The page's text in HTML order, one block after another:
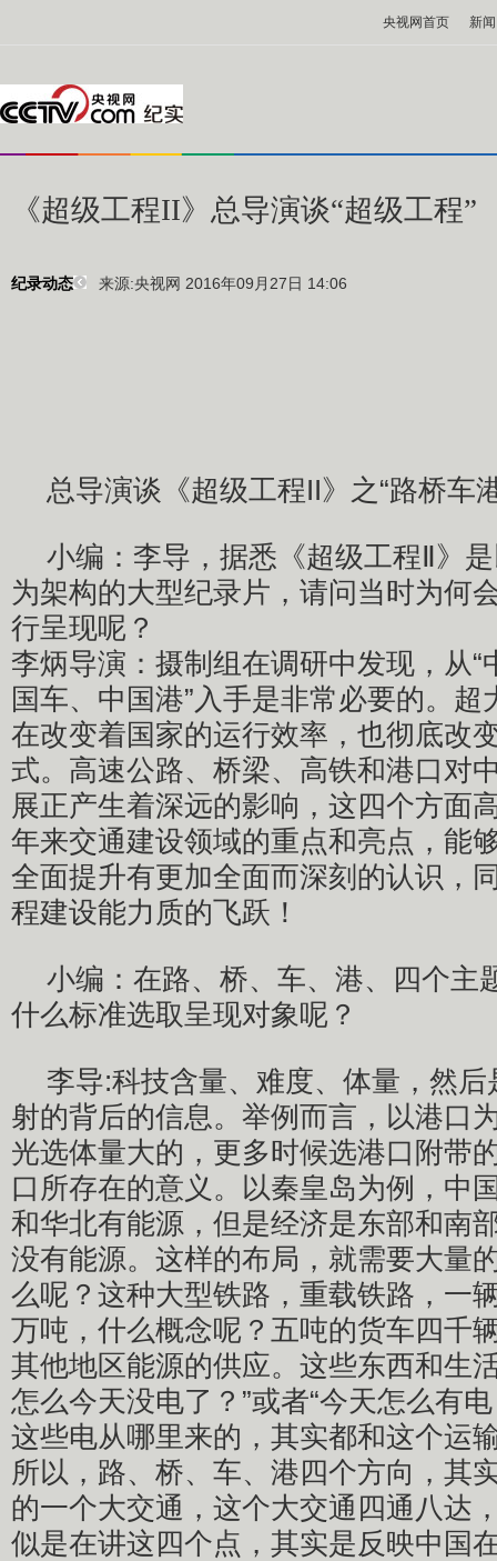
央视网首页 新闻
《超级工程II》总导演谈“超级工程”
纪录动态 来源:央视网 2016年09月27日 14:06
总导演谈《超级工程II》之“路桥车
小编：李导，据悉《超级工程Ⅱ》
为架构的大型纪录片，请问当时为何
行呈现呢？
李炳导演：摄制组在调研中发现，从“
国车、中国港”入手是非常必要的。
在改变着国家的运行效率，也彻底改
式。高速公路、桥梁、高铁和港口对
展正产生着深远的影响，这四个方面
年来交通建设领域的重点和亮点，能
全面提升有更加全面而深刻的认识，
程建设能力质的飞跃！
小编：在路、桥、车、港、四个主
什么标准选取呈现对象呢？
李导:科技含量、难度、体量，然
射的背后的信息。举例而言，以港口
光选体量大的，更多时候选港口附带
口所存在的意义。以秦皇岛为例，中
和华北有能源，但是经济是东部和南
没有能源。这样的布局，就需要大量
么呢？这种大型铁路，重载铁路，一
万吨，什么概念呢？五吨的货车四千
其他地区能源的供应。这些东西和生
怎么今天没电了？”或者“今天怎么有
这些电从哪里来的，其实都和这个运
所以，路、桥、车、港四个方向，其
的一个大交通，这个大交通四通八达
似是在讲这四个点，其实是反映中国